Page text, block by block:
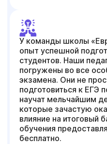
У команды школы
опыт успешной
студентов. Наши
погружены во все
экзамена. Они не
подготовиться к ЕГЭ
научат мельчайшим
которые зачастую
влияние на итоговый
обучения
бесплатно.